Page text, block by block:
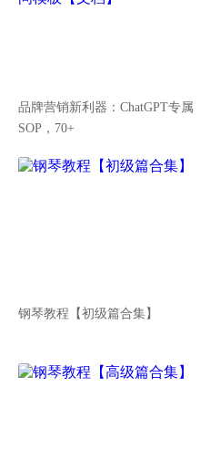
品牌营销新利器：ChatGPT专属
SOP，70+
钢琴教程【初级篇合集】